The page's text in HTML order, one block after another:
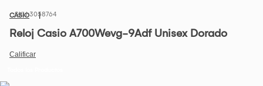
CASIO3058764
Reloj Casio A700Wevg-9Adf Unisex Dorado